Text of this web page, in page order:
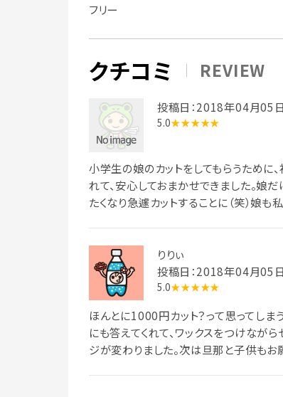
フリー
クチコミ REVIEW
投稿日：2018年04月05日
5.0★★★★★
小学生の娘のカットをしてもらうために
れて、安心しておまかせできました。娘
たくなり急遽カットすることに（笑）娘も
りりぃ
投稿日：2018年04月05日
5.0★★★★★
ほんとに1000円カット？って思ってしま
にも答えてくれて、ワックスをつけなが
ジが変わりました。次は旦那と子供も